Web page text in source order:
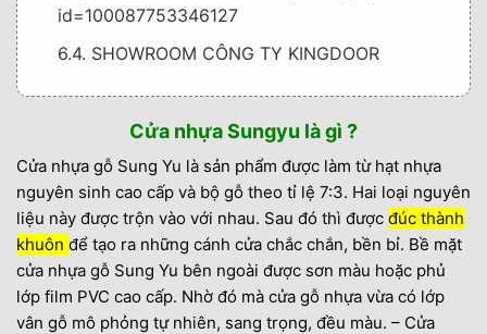
id=100087753346127
6.4. SHOWROOM CÔNG TY KINGDOOR
6.5. SHOWROOM 1: 639 QL 13 P.Hiệp Bình
Phước, TP.Thủ Đức
6.6. SHOWROOM 2: 602 Kinh Dương Vương,
P.An Lạc, Q.Tân Bình
6.7. SHOWROOM 3: 731 Lê Hồng Phong,
P.Phước Long, Tp. Nha Trang
6.8. SHOWROOM 4: 205 Đỗ Xuân Hợp, P.
Phước Long B, TP. THủ Đức
Cửa nhựa Sungyu là gì ?
Cửa nhựa gỗ Sung Yu là sản phẩm được làm từ hạt nhựa
nguyên sinh cao cấp và bộ gỗ theo tỉ lệ 7:3. Hai loại nguyên
liệu này được trộn vào với nhau. Sau đó thì được đúc thành
khuôn để tạo ra những cánh cửa chắc chắn, bền bỉ. Bề mặt
cửa nhựa gỗ Sung Yu bên ngoài được sơn màu hoặc phủ
lớp film PVC cao cấp. Nhờ đó mà cửa gỗ nhựa vừa có lớp
vân gỗ mô phỏng tự nhiên, sang trọng, đều màu. – Cửa